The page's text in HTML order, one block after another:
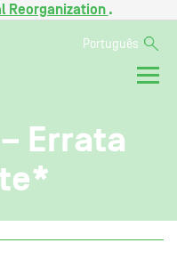
Reorganization .
Português
Errata